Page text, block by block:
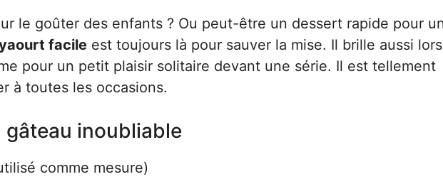
le goûter des enfants ? Ou peut-être un dessert rapide pour
facile est toujours là pour sauver la mise. Il brille aussi
pour un petit plaisir solitaire devant une série. Il est tellement
à toutes les occasions.
inoubliable
comme mesure)